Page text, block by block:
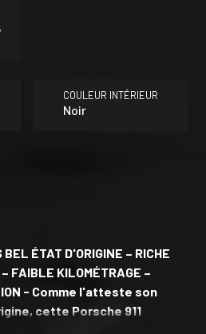
COULEUR INTÉRIEUR
Noir
ÉTAT D'ORIGINE – RICHE
FAIBLE KILOMÉTRAGE –
- Comme l'atteste son
cette Porsche 911
en juin 2018 par le Centre